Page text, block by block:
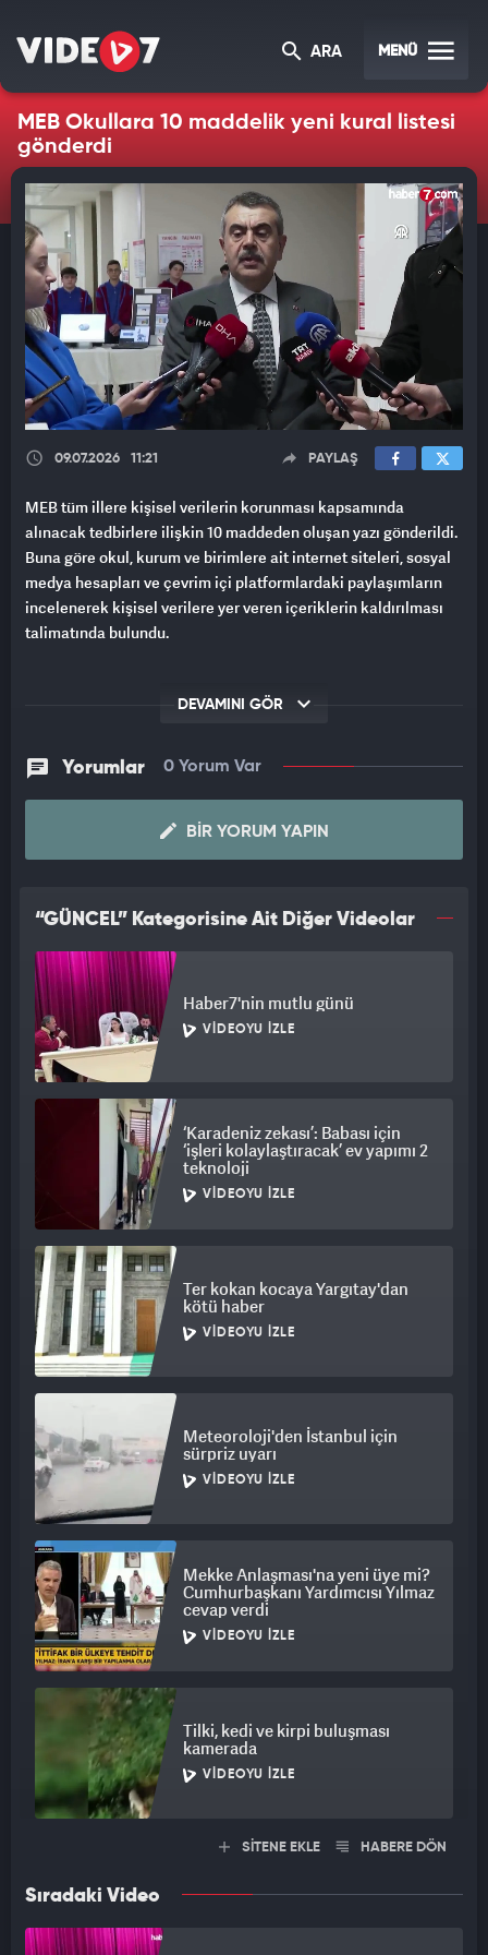
ARA MENÜ
MEB Okullara 10 maddelik yeni kural listesi
gönderdi
09.07.2026 11:21 PAYLAŞ
MEB tüm illere kişisel verilerin korunması kapsamında
alınacak tedbirlere ilişkin 10 maddeden oluşan yazı gönderildi.
Buna göre okul, kurum ve birimlere ait internet siteleri, sosyal
medya hesapları ve çevrim içi platformlardaki paylaşımların
incelenerek kişisel verilere yer veren içeriklerin kaldırılması
talimatında bulundu.
DEVAMINI GÖR
Yorumlar 0 Yorum Var
BIR YORUM YAPIN
“GÜNCEL” Kategorisine Ait Diğer Videolar
Haber7'nin mutlu günü
VIDEOYU İZLE
‘Karadeniz zekası’: Babası için
‘işleri kolaylaştıracak’ ev yapımı 2
teknoloji
VIDEOYU İZLE
Ter kokan kocaya Yargıtay'dan
kötü haber
VIDEOYU İZLE
Meteoroloji'den İstanbul için
sürpriz uyarı
VIDEOYU İZLE
Mekke Anlaşması'na yeni üye mi?
Cumhurbaşkanı Yardımcısı Yılmaz
cevap verdi
VIDEOYU İZLE
Tilki, kedi ve kirpi buluşması
kamerada
VIDEOYU İZLE
SİTENE EKLE HABERE DÖN
Sıradaki Video